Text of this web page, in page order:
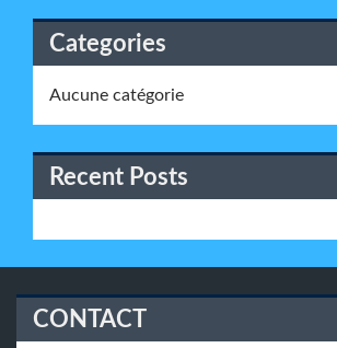
Categories
Aucune catégorie
Recent Posts
CONTACT